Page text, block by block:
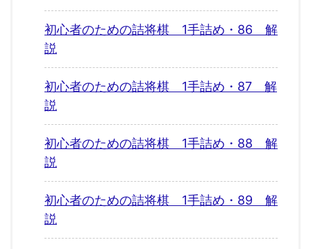
初心者のための詰将棋 1手詰め・86 解
説
初心者のための詰将棋 1手詰め・87 解
説
初心者のための詰将棋 1手詰め・88 解
説
初心者のための詰将棋 1手詰め・89 解
説